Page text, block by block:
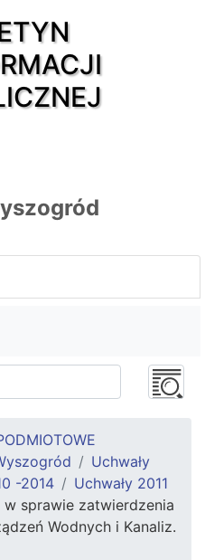
Uchwały
-2014
Uchwały 2011
w sprawie zatwierdzenia
Wodnych i Kanaliz.